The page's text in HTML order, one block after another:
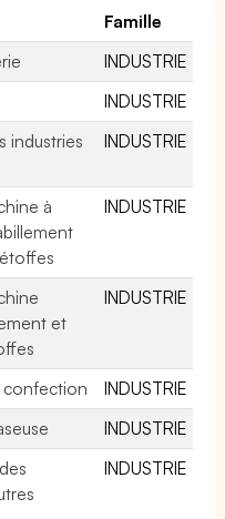
Famille
INDUSTRIE
INDUSTRIE
industries
INDUSTRIE
à
INDUSTRIE
et
INDUSTRIE
confection
INDUSTRIE
INDUSTRIE
INDUSTRIE